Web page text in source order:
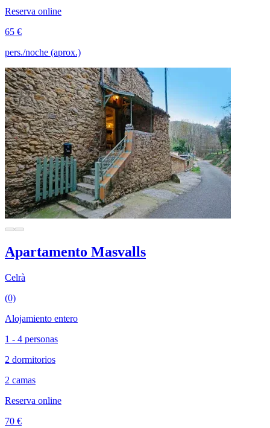
Reserva online
65 €
pers./noche (aprox.)
Apartamento Masvalls
Celrà
(0)
Alojamiento entero
1 - 4 personas
2 dormitorios
2 camas
Reserva online
70 €